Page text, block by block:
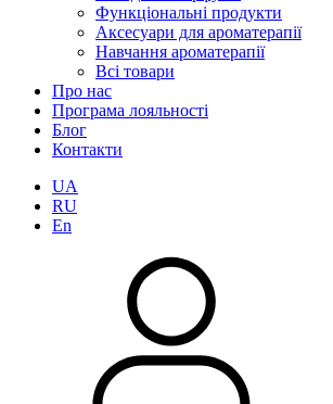
Функціональні продукти
Аксесуари для ароматерапії
Навчання ароматерапії
Всі товари
Про нас
Програма лояльності
Блог
Контакти
UA
RU
En